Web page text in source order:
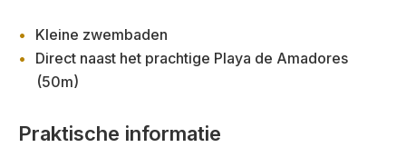
Kleine zwembaden
Direct naast het prachtige Playa de Amadores
(50m)
Praktische informatie